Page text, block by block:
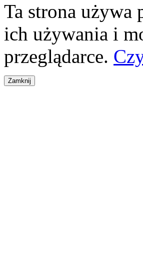
Ta strona
ich używania i
przeglądarce.